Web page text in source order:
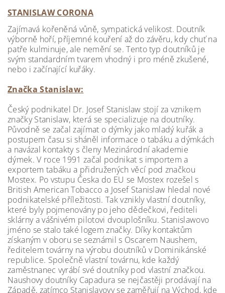
STANISLAW CORONA
Zajímavá kořeněná vůně, sympatická velikost. Doutník
výborně hoří, příjemné kouření až do závěru, kdy chuť na
patře kulminuje, ale nemění se. Tento typ doutníků je
svým standardním tvarem vhodný i pro méně zkušené,
nebo i začínající kuřáky.
Značka Stanislaw:
Český podnikatel Dr. Josef Stanislaw stojí za vznikem
značky Stanislaw, která se specializuje na doutníky.
Původně se začal zajímat o dýmky jako mladý kuřák a
postupem času si sháněl informace o tabáku a dýmkách
a navázal kontakty s členy Mezinárodní akademie
dýmek. V roce 1991 začal podnikat s importem a
exportem tabáku a přidružených věcí pod značkou
Mostex. Po vstupu Česka do EU se Mostex rozešel s
British American Tobacco a Josef Stanislaw hledal nové
podnikatelské příležitosti. Tak vznikly vlastní doutníky,
které byly pojmenovány po jeho dědečkovi, řediteli
sklárny a vášnivém pilotovi dvouplošníku. Stanislawovo
jméno se stalo také logem značky. Díky kontaktům
získaným v oboru se seznámil s Oscarem Naushem,
ředitelem továrny na výrobu doutníků v Dominikánské
republice. Společně vlastní továrnu, kde každý
zaměstnanec vyrábí své doutníky pod vlastní značkou.
Naushovy doutníky Capadura se nejčastěji prodávají na
Západě, zatímco Stanislavovy se zaměřují na Východ, kde